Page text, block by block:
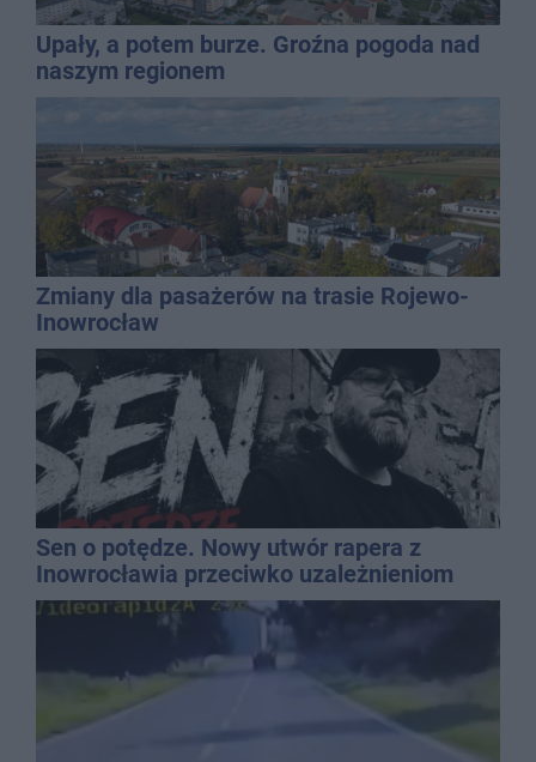
Upały, a potem burze. Groźna pogoda nad
naszym regionem
Zmiany dla pasażerów na trasie Rojewo-
Inowrocław
Sen o potędze. Nowy utwór rapera z
Inowrocławia przeciwko uzależnieniom